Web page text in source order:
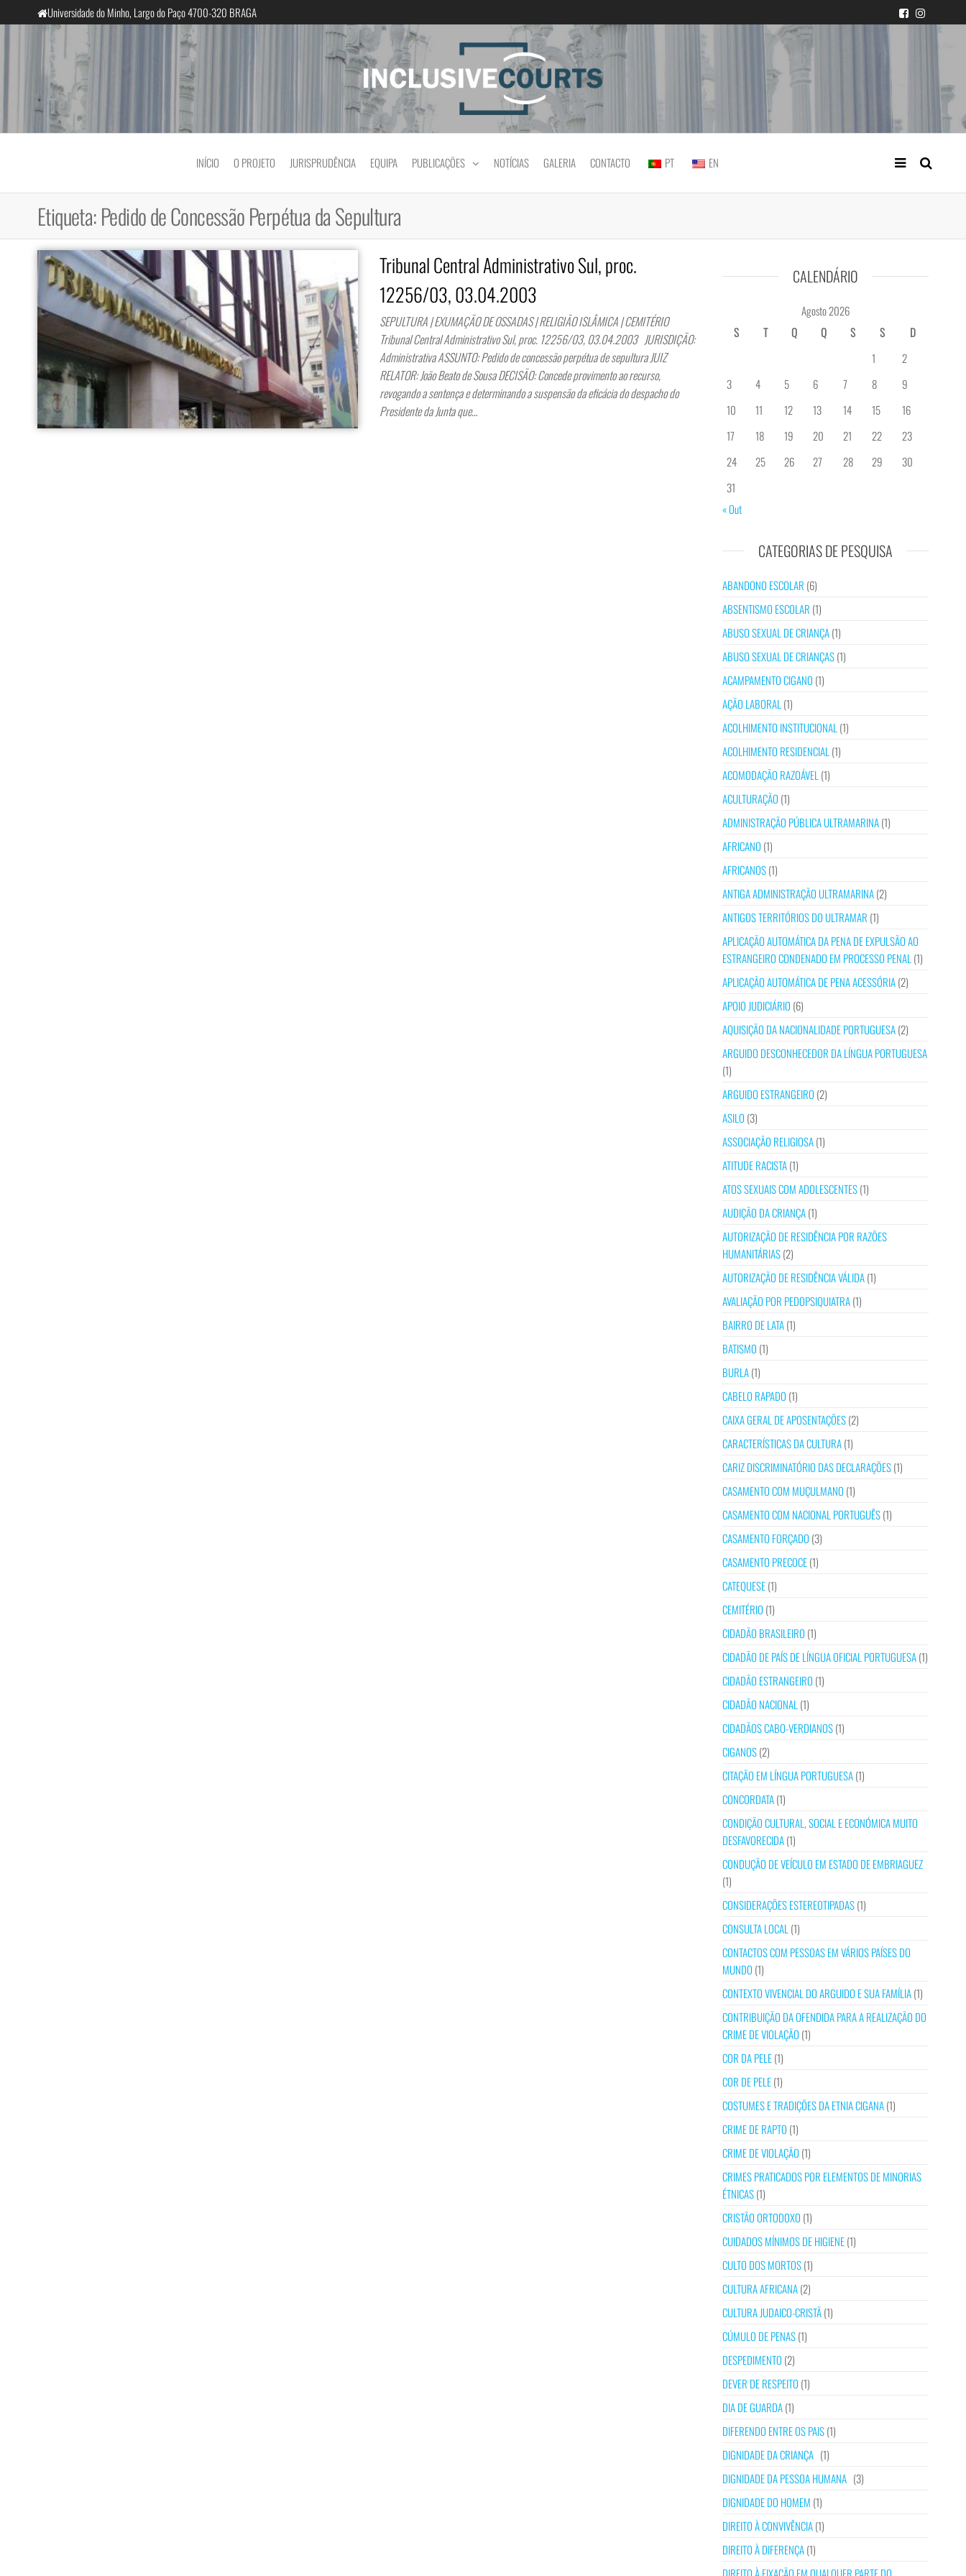
para
Universidade do Minho, Largo do Paço 4700-320 BRAGA
InclusiveCourts Igualdade e diferença cultural na prática judicial portuguesa
INÍCIO O PROJETO JURISPRUDÊNCIA EQUIPA PUBLICAÇÕES NOTÍCIAS GALERIA CONTACTO PT EN
Etiqueta:Pedido de Concessão Perpétua da Sepultura
Tribunal Central Administrativo Sul, proc.
12256/03, 03.04.2003
SEPULTURA | EXUMAÇÃO DE OSSADAS | RELIGIÃO ISLÂMICA | CEMITÉRIO
Tribunal Central Administrativo Sul, proc. 12256/03, 03.04.2003 JURISDIÇÃO:
Administrativa ASSUNTO: Pedido de concessão perpétua de sepultura JUIZ
RELATOR: João Beato de Sousa DECISÃO: Concede provimento ao recurso,
revogando a sentença e determinando a suspensão da eficácia do despacho do
Presidente da Junta que…
CALENDÁRIO
Agosto 2026
S
T Q Q S S
D
1
2
3
4 5 6 7 8
9
10
11 12 13 14 15
16
17
18 19 20 21 22
23
24
25 26 27 28 29
30
31
« Out
CATEGORIAS DE PESQUISA
ABANDONO ESCOLAR (6)
ABSENTISMO ESCOLAR (1)
ABUSO SEXUAL DE CRIANÇA(1)
ABUSO SEXUAL DE CRIANÇAS(1)
ACAMPAMENTO CIGANO (1)
AÇÃO LABORAL (1)
ACOLHIMENTO INSTITUCIONAL (1)
ACOLHIMENTO RESIDENCIAL (1)
ACOMODAÇÃO RAZOÁVEL (1)
ACULTURAÇÃO (1)
ADMINISTRAÇÃO PÚBLICA ULTRAMARINA(1)
AFRICANO (1)
AFRICANOS(1)
ANTIGA ADMINISTRAÇÃO ULTRAMARINA(2)
ANTIGOS TERRITÓRIOS DO ULTRAMAR (1)
APLICAÇÃO AUTOMÁTICA DA PENA DE EXPULSÃO AO
ESTRANGEIRO CONDENADO EM PROCESSO PENAL (1)
APLICAÇÃO AUTOMÁTICA DE PENA ACESSÓRIA(2)
APOIO JUDICIÁRIO (6)
AQUISIÇÃO DA NACIONALIDADE PORTUGUESA(2)
ARGUIDO DESCONHECEDOR DA LÍNGUA PORTUGUESA
(1)
ARGUIDO ESTRANGEIRO (2)
ASILO (3)
ASSOCIAÇÃO RELIGIOSA(1)
ATITUDE RACISTA(1)
ATOS SEXUAIS COM ADOLESCENTES(1)
AUDIÇÃO DA CRIANÇA(1)
AUTORIZAÇÃO DE RESIDÊNCIA POR RAZÕES
HUMANITÁRIAS(2)
AUTORIZAÇÃO DE RESIDÊNCIA VÁLIDA(1)
AVALIAÇÃO POR PEDOPSIQUIATRA(1)
BAIRRO DE LATA(1)
BATISMO (1)
BURLA(1)
CABELO RAPADO (1)
CAIXA GERAL DE APOSENTAÇÕES(2)
CARACTERÍSTICAS DA CULTURA(1)
CARIZ DISCRIMINATÓRIO DAS DECLARAÇÕES(1)
CASAMENTO COM MUÇULMANO (1)
CASAMENTO COM NACIONAL PORTUGUÊS(1)
CASAMENTO FORÇADO (3)
CASAMENTO PRECOCE(1)
CATEQUESE(1)
CEMITÉRIO (1)
CIDADÃO BRASILEIRO (1)
CIDADÃO DE PAÍS DE LÍNGUA OFICIAL PORTUGUESA(1)
CIDADÃO ESTRANGEIRO (1)
CIDADÃO NACIONAL (1)
CIDADÃOS CABO-VERDIANOS(1)
CIGANOS(2)
CITAÇÃO EM LÍNGUA PORTUGUESA(1)
CONCORDATA(1)
CONDIÇÃO CULTURAL, SOCIAL E ECONÓMICA MUITO
DESFAVORECIDA(1)
CONDUÇÃO DE VEÍCULO EM ESTADO DE EMBRIAGUEZ
(1)
CONSIDERAÇÕES ESTEREOTIPADAS(1)
CONSULTA LOCAL (1)
CONTACTOS COM PESSOAS EM VÁRIOS PAÍSES DO
MUNDO (1)
CONTEXTO VIVENCIAL DO ARGUIDO E SUA FAMÍLIA(1)
CONTRIBUIÇÃO DA OFENDIDA PARA A REALIZAÇÃO DO
CRIME DE VIOLAÇÃO (1)
COR DA PELE(1)
COR DE PELE(1)
COSTUMES E TRADIÇÕES DA ETNIA CIGANA(1)
CRIME DE RAPTO (1)
CRIME DE VIOLAÇÃO (1)
CRIMES PRATICADOS POR ELEMENTOS DE MINORIAS
ÉTNICAS(1)
CRISTÃO ORTODOXO (1)
CUIDADOS MÍNIMOS DE HIGIENE(1)
CULTO DOS MORTOS(1)
CULTURA AFRICANA(2)
CULTURA JUDAICO-CRISTÃ(1)
CÚMULO DE PENAS(1)
DESPEDIMENTO (2)
DEVER DE RESPEITO (1)
DIA DE GUARDA(1)
DIFERENDO ENTRE OS PAIS(1)
DIGNIDADE DA CRIANÇA (1)
DIGNIDADE DA PESSOA HUMANA (3)
DIGNIDADE DO HOMEM (1)
DIREITO À CONVIVÊNCIA(1)
DIREITO À DIFERENÇA(1)